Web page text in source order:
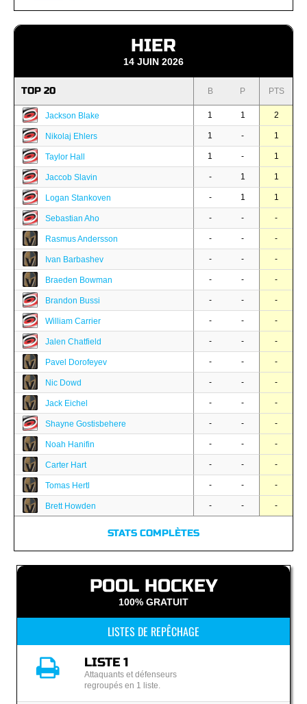
HIER
14 JUIN 2026
TOP 20 B P PTS
Jackson Blake 1 1 2
Nikolaj Ehlers 1 - 1
Taylor Hall 1 - 1
Jaccob Slavin - 1 1
Logan Stankoven - 1 1
Sebastian Aho - - -
Rasmus Andersson - - -
Ivan Barbashev - - -
Braeden Bowman - - -
Brandon Bussi - - -
William Carrier - - -
Jalen Chatfield - - -
Pavel Dorofeyev - - -
Nic Dowd - - -
Jack Eichel - - -
Shayne Gostisbehere - - -
Noah Hanifin - - -
Carter Hart - - -
Tomas Hertl - - -
Brett Howden - - -
STATS COMPLÈTES
POOL HOCKEY
100% GRATUIT
LISTES DE REPÊCHAGE
LISTE 1
Attaquants et défenseurs
regroupés en 1 liste.